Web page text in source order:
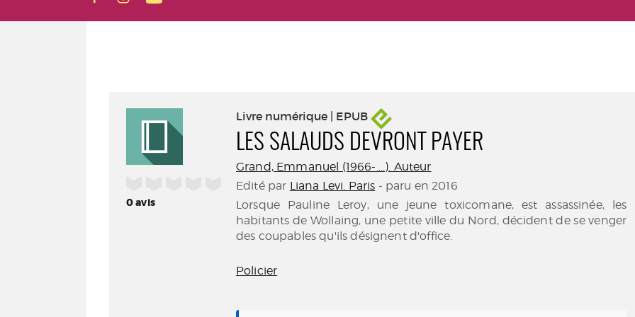
0avis
Livre numérique | EPUB
LES SALAUDS DEVRONT PAYER
Grand, Emmanuel (1966-....). Auteur
Edité par Liana Levi. Paris - paru en 2016
Lorsque Pauline Leroy, une jeune toxicomane, est assassinée, les
habitants de Wollaing, une petite ville du Nord, décident de se venger
des coupables qu'ils désignent d'office.
Policier